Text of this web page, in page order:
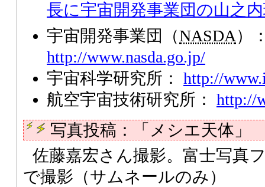
長に宇宙開発事業団の山之
宇宙開発事業団（NASDA）
http://www.nasda.go.jp/
宇宙科学研究所： http://
航空宇宙技術研究所： http://
写真投稿：「メシエ天体」
佐藤嘉宏さん撮影。富士写真
で撮影（サムネールのみ）